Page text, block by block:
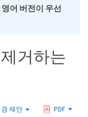
어 버전이 우선
거하는
제안 PDF